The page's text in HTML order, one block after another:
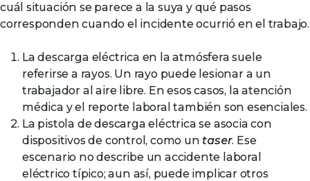
cuál situación se parece a la suya y qué pasos
corresponden cuando el incidente ocurrió en el trabajo.
La descarga eléctrica en la atmósfera suele
referirse a rayos. Un rayo puede lesionar a un
trabajador al aire libre. En esos casos, la atención
médica y el reporte laboral también son esenciales.
La pistola de descarga eléctrica se asocia con
dispositivos de control, como untaser. Ese
escenario no describe un accidente laboral
eléctrico típico; aun así, puede implicar otros